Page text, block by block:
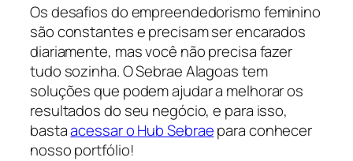
Os desafios do empreendedorismo feminino
são constantes e precisam ser encarados
diariamente, mas você não precisa fazer
tudo sozinha. O Sebrae Alagoas tem
soluções que podem ajudar a melhorar os
resultados do seu negócio, e para isso,
bastaacessar o Hub Sebraepara conhecer
nosso portfólio!